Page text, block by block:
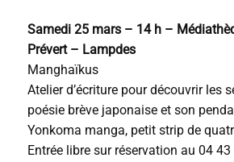
Samedi 25 mars – 14 h –
Prévert – Lampdes
Manghaïkus
Atelier d’écriture pour découvrir les
poésie brève japonaise et son
Yonkoma manga, petit strip de
Entrée libre sur réservation au 04